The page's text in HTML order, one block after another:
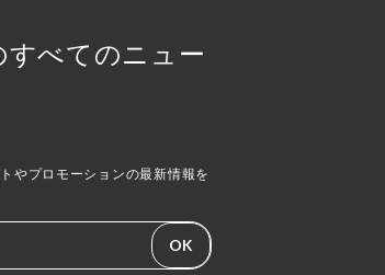
すべてのニュー
やプロモーションの最新情報を
OK